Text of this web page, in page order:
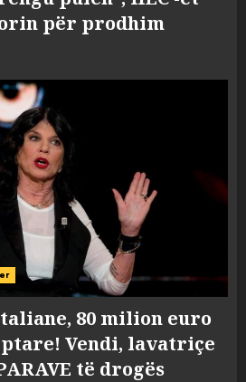
për prodhim
80 milion euro
Vendi, lavatriçe
të drogës